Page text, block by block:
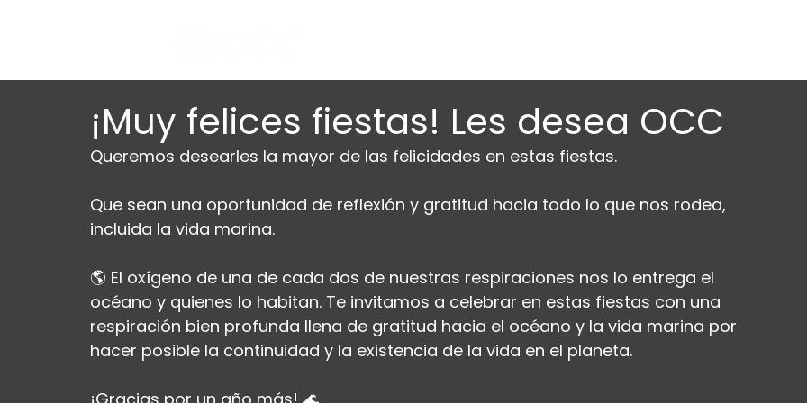
¡Muy felices fiestas! Les desea OCC
Queremos desearles la mayor de las felicidades en estas fiestas.
Que sean una oportunidad de reflexión y gratitud hacia todo lo que nos rodea,
incluida la vida marina.
🌎 El oxígeno de una de cada dos de nuestras respiraciones nos lo entrega el
océano y quienes lo habitan. Te invitamos a celebrar en estas fiestas con una
respiración bien profunda llena de gratitud hacia el océano y la vida marina por
hacer posible la continuidad y la existencia de la vida en el planeta.